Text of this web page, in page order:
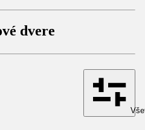
dvere